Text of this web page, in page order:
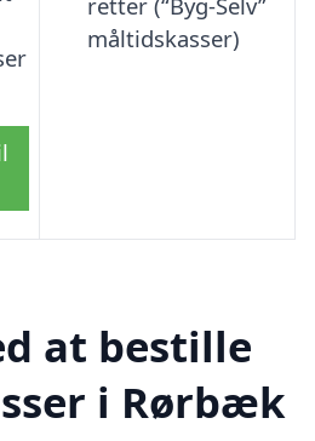
måltidskasser)
at bestille
i Rørbæk